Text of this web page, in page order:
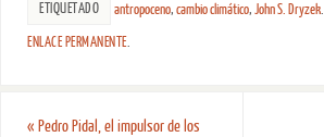
ETIQUETADO antropoceno,cambio climático,John S. Dryzek.
ENLACE PERMANENTE.
« Pedro Pidal, el impulsor de los